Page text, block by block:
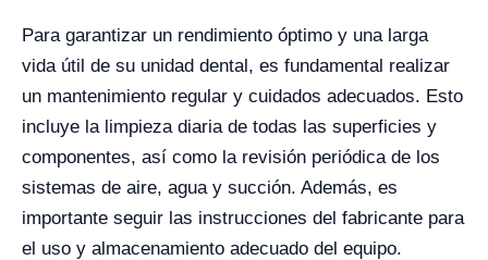
Para garantizar un rendimiento óptimo y una larga
vida útil de su unidad dental, es fundamental realizar
un mantenimiento regular y cuidados adecuados. Esto
incluye la limpieza diaria de todas las superficies y
componentes, así como la revisión periódica de los
sistemas de aire, agua y succión. Además, es
importante seguir las instrucciones del fabricante para
el uso y almacenamiento adecuado del equipo.